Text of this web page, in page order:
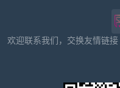
欢迎联系我们，交换友情链接